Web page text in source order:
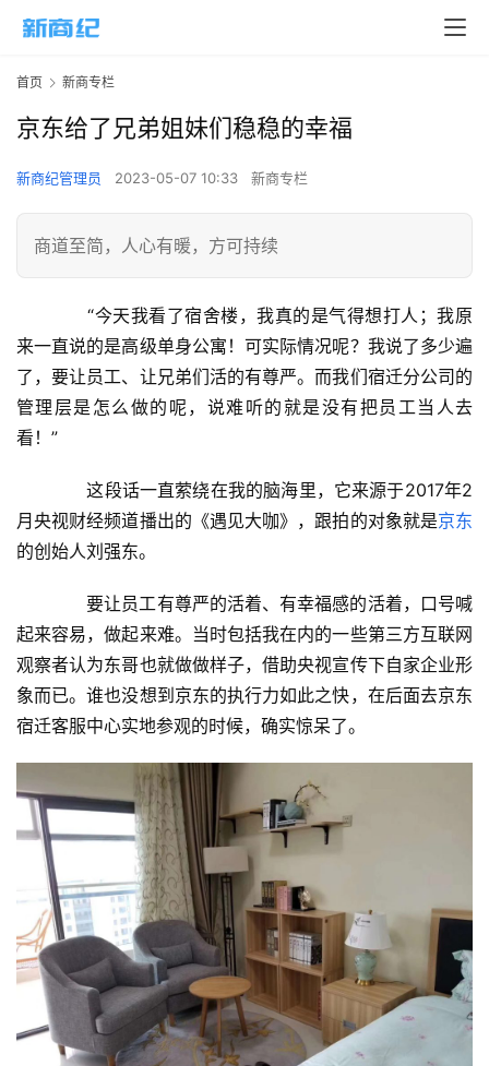
首页 新商专栏
京东给了兄弟姐妹们稳稳的幸福
新商纪管理员 2023-05-07 10:33 新商专栏
商道至简，人心有暖，方可持续
“今天我看了宿舍楼，我真的是气得想打人；我原
来一直说的是高级单身公寓！可实际情况呢？我说了多少遍
了，要让员工、让兄弟们活的有尊严。而我们宿迁分公司的
管理层是怎么做的呢，说难听的就是没有把员工当人去
看！”
这段话一直萦绕在我的脑海里，它来源于2017年2
月央视财经频道播出的《遇见大咖》，跟拍的对象就是京东
的创始人刘强东。
要让员工有尊严的活着、有幸福感的活着，口号喊
起来容易，做起来难。当时包括我在内的一些第三方互联网
观察者认为东哥也就做做样子，借助央视宣传下自家企业形
象而已。谁也没想到京东的执行力如此之快，在后面去京东
宿迁客服中心实地参观的时候，确实惊呆了。